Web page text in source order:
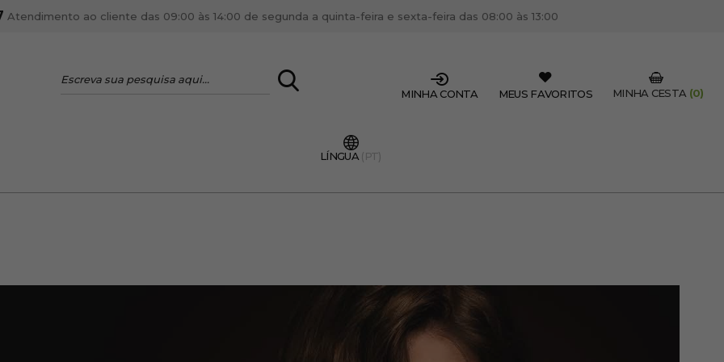
LOGIN
CRIAR CONTA PROFISSIONAL
Atendimento ao cliente das 09:00 às 14:00 de segunda a quinta-feira e sexta-feira das 08:00 às 13:00
MINHA CESTA (0)
MEUS FAVORITOS
MINHA CONTA
LÍNGUA (PT)